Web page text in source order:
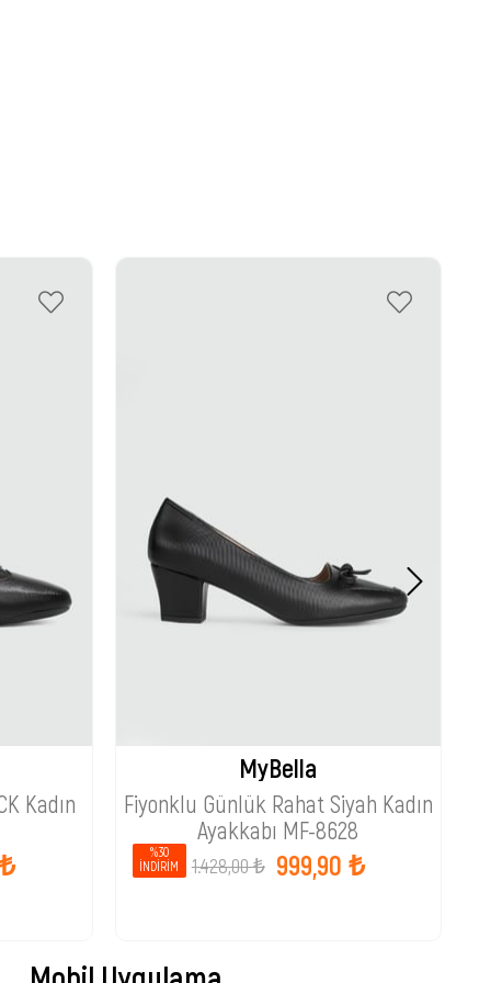
Kadın
MyBella
Fiyonklu Günlük Rahat Siyah Kadın
Ayakkabı MF-8628
999,90 ₺
1.428,00 ₺
%30
İNDIRIM